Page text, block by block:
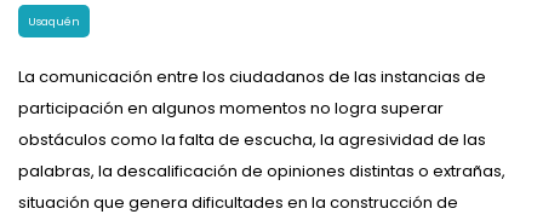
Usaquén
La comunicación entre los ciudadanos de las instancias de
participación en algunos momentos no logra superar
obstáculos como la falta de escucha, la agresividad de las
palabras, la descalificación de opiniones distintas o extrañas,
situación que genera dificultades en la construcción de